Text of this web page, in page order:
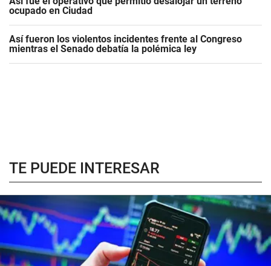
ocupado en Ciudad
Así fueron los violentos incidentes frente al Congreso
mientras el Senado debatía la polémica ley
TE PUEDE INTERESAR